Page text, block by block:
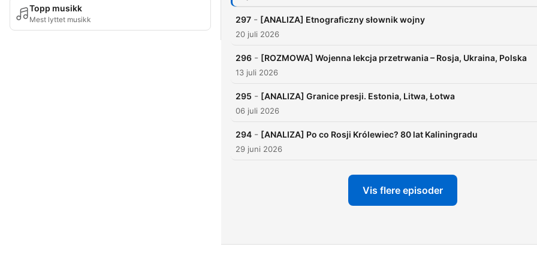
Topp musikk
Mest lyttet musikk 297 - [ANALIZA] Etnograficzny słownik wojny
20 juli 2026
296 - [ROZMOWA] Wojenna lekcja przetrwania – Rosja, Ukraina, Polska
13 juli 2026
295 - [ANALIZA] Granice presji. Estonia, Litwa, Łotwa
06 juli 2026
294 - [ANALIZA] Po co Rosji Królewiec? 80 lat Kaliningradu
29 juni 2026
Vis flere episoder